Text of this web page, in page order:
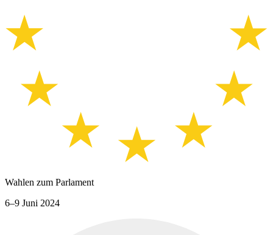
Wahlen zum Parlament
6–9 Juni 2024